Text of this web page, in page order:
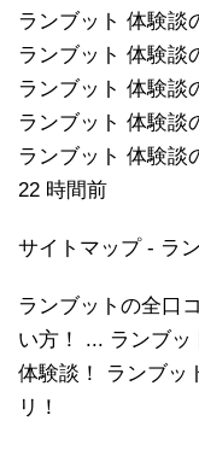
ランブット 体験談
ランブット 体験談
ランブット 体験談
ランブット 体験談
ランブット 体験談
22 時間前
サイトマップ - ラ
ランブットの全口
い方！ ... ランブッ
体験談！ ランブッ
リ！